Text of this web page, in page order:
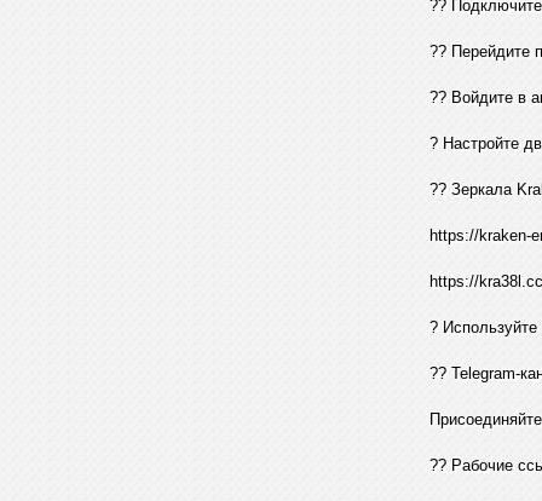
??
?? Перейдите
?? Войдите в
? Настройте
?? Зеркала
https://kraken-
https://
?
?? Telegram-
?? Рабочие